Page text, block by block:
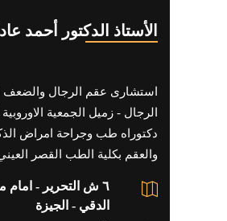
الأستاذ الدكتور أحمد
استشارى عقم الرجال والضعف
الرجال - زميل الجمعية
دكتوراه طب وجراحة امراض
والعقم بكلية الطب القصر
٦ ش التحرير -
الدقي - الجيزة